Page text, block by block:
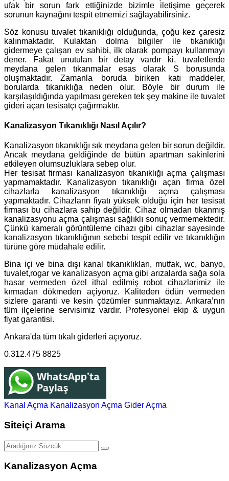
ufak bir sorun fark ettiğinizde bizimle iletişime geçerek
sorunun kaynağını tespit etmemizi sağlayabilirsiniz.
Söz konusu tuvalet tıkanıklığı olduğunda, çoğu kez çaresiz
kalınmaktadır. Kulaktan dolma bilgiler ile tıkanıklığı
gidermeye çalışan ev sahibi, ilk olarak pompayı kullanmayı
dener. Fakat unutulan bir detay vardır ki, tuvaletlerde
meydana gelen tıkanmalar esas olarak S borusunda
oluşmaktadır. Zamanla boruda biriken katı maddeler,
borularda tıkanıklığa neden olur. Böyle bir durum ile
karşılaşıldığında yapılması gereken tek şey makine ile tuvalet
gideri açan tesisatçı çağırmaktır.
Kanalizasyon Tıkanıklığı Nasıl Açılır?
Kanalizasyon tıkanıklığı sık meydana gelen bir sorun değildir.
Ancak meydana geldiğinde de bütün apartman sakinlerini
etkileyen olumsuzluklara sebep olur.
Her tesisat firması kanalizasyon tıkanıklığı açma çalışması
yapmamaktadır. Kanalizasyon tıkanıklığı açan firma özel
cihazlarla kanalizasyon tıkanıklığı açma çalışması
yapmaktadır. Cihazların fiyatı yüksek olduğu için her tesisat
firması bu cihazlara sahip değildir. Cihaz olmadan tıkanmış
kanalizasyonu açma çalışması sağlıklı sonuç vermemektedir.
Çünkü kameralı görüntüleme cihazı gibi cihazlar sayesinde
kanalizasyon tıkanıklığının sebebi tespit edilir ve tıkanıklığın
türüne göre müdahale edilir.
Bina içi ve bina dışı kanal tıkanıklıkları, mutfak, wc, banyo,
tuvalet,rogar ve kanalizasyon açma gibi arızalarda sağa sola
hasar vermeden özel ithal edilmiş robot cihazlarimiz ile
kırmadan dökmeden açiyoruz. Kaliteden ödün vermeden
sizlere garanti ve kesin çözümler sunmaktayız. Ankara’nın
tüm ilçelerine servisimiz vardır. Profesyonel ekip & uygun
fiyat garantisi.
Ankara'da tüm tıkalı giderleri açıyoruz.
0.312.475 8825
Kanal Açma Kanalizasyon Açma Gider Açma
Siteiçi Arama
Kanalizasyon Açma